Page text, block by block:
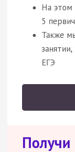
На этом
5
Также
ЕГЭ
Получи